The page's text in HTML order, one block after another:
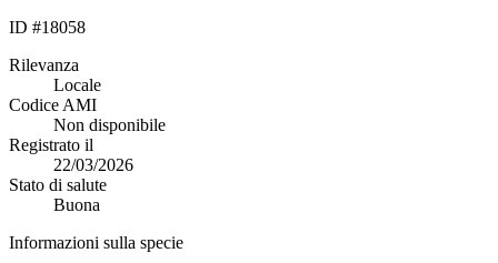
ID #18058
Rilevanza
Locale
Codice AMI
Non disponibile
Registrato il
22/03/2026
Stato di salute
Buona
Informazioni sulla specie